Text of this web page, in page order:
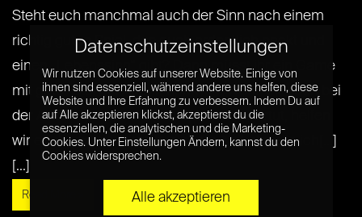
Steht euch manchmal auch der Sinn nach einem
richtig guten Spiel, das euch ordentlich packt und
einen „Lebenssinn“ gibt? Dann müsst ihr ein Game
mit guter Story in Angriff nehmen. Wenn ihr euch bei
der Auswahl des richtigen Spiels schwertut, helfen
wir euch gerne weiter. In diesem Artikel stelle ich[...]
[...]
Read More »
Datenschutzeinstellungen
Wir nutzen Cookies auf unserer Website. Einige von
ihnen sind essenziell, während andere uns helfen, diese
Website und Ihre Erfahrung zu verbessern. Indem Du auf
auf Alle akzeptieren klickst, akzeptierst du die
essenziellen, die analytischen und die Marketing-
Cookies. Unter Einstellungen Ändern, kannst du den
Cookies widersprechen.
Alle akzeptieren